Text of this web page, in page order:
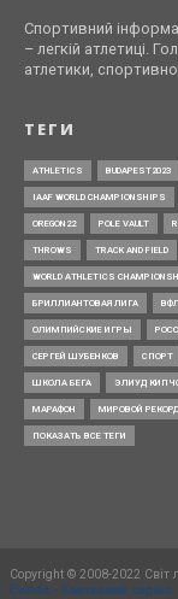
Спортивний
– легкій атлетиці.
атлетики,
ТЕГИ
ATHLETICS BUDAPEST2023
IAAF WORLD CHAMPIONSHIPS
OREGON22 POLE VAULT
THROWS TRACK AND FIELD
WORLD ATHLETICS
БРИЛЛИАНТОВАЯ ЛИГА
ОЛИМПИЙСКИЕ ИГРЫ
СЕРГЕЙ ШУБЕНКОВ СПОРТ
ШКОЛА БЕГА ЭЛИУД
МАРАФОН МИРОВОЙ РЕКОРД
ПОКАЗАТЬ ВСЕ ТЕГИ
Copyright © 2008-2022 Світ
Events - Квитковий сервіс